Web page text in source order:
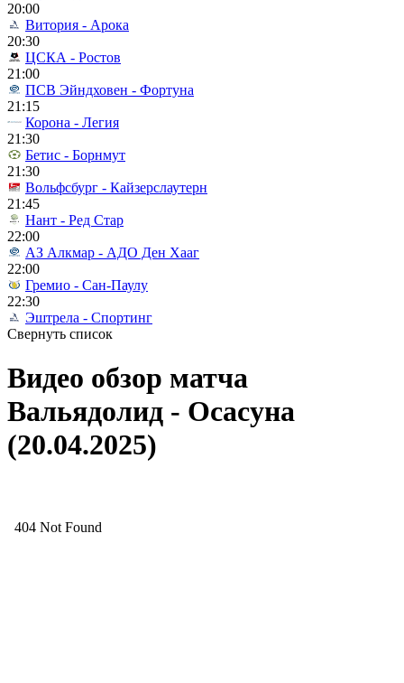
20:00
Витория - Арока
20:30
ЦСКА - Ростов
21:00
ПСВ Эйндховен - Фортуна
21:15
Корона - Легия
21:30
Бетис - Борнмут
21:30
Вольфсбург - Кайзерслаутерн
21:45
Нант - Ред Стар
22:00
АЗ Алкмар - АДО Ден Хааг
22:00
Гремио - Сан-Паулу
22:30
Эштрела - Спортинг
Свернуть список
Видео обзор матча
Вальядолид - Осасуна
(20.04.2025)